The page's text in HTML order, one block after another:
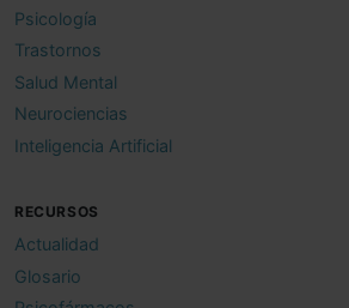
Psicología
Trastornos
Salud Mental
Neurociencias
Inteligencia Artificial
RECURSOS
Actualidad
Glosario